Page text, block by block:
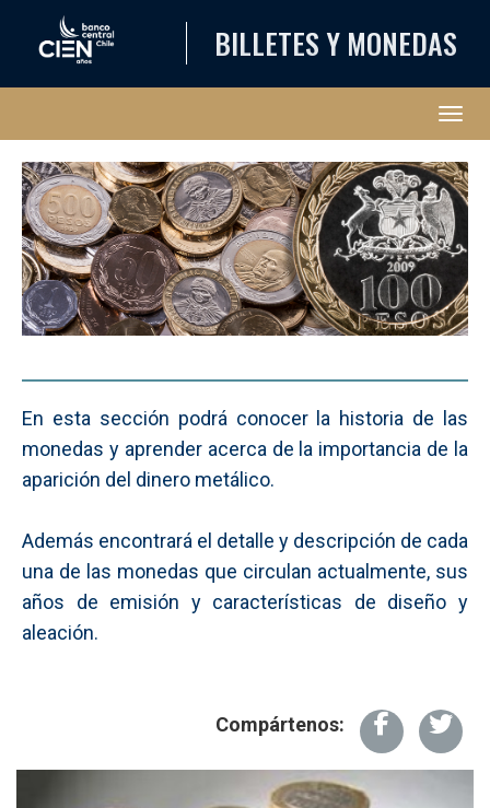
BILLETES Y MONEDAS
En esta sección podrá conocer la historia de las
monedas y aprender acerca de la importancia de la
aparición del dinero metálico.
Además encontrará el detalle y descripción de cada
una de las monedas que circulan actualmente, sus
años de emisión y características de diseño y
aleación.
Compártenos: